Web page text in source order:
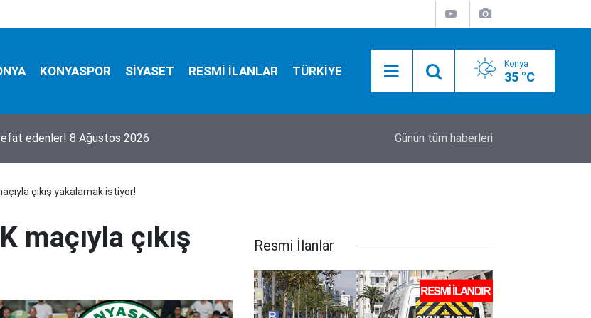
KONYASPOR SİYASET RESMİ İLANLAR TÜRKİYE Konya
35 °C
edenler! 8 Ağustos 2026 80 milyonluk rüşvet iddiası! Yolsuzluklar
Günün tüm haberleri
çıkış yakalamak istiyor!
maçıyla çıkış
Resmi İlanlar